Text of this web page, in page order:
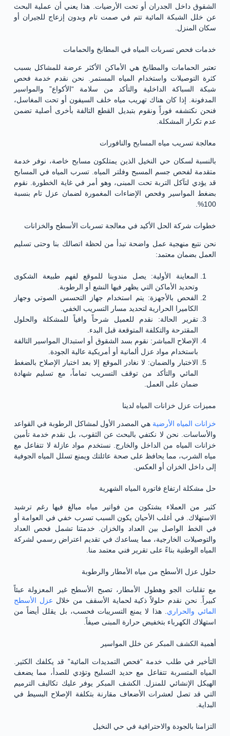
الشقوق داخل الجدران أو تحت الأرضيات. هذا يعني أن عملية البحث
عن خلل الشبكة المائية تتم في صمت تام وبدون إزعاج للجيران أو
سكان المنزل.
خدمات فحص تسربات المياه في المطابخ والحمامات
تعتبر الحمامات والمطابخ هي الأماكن الأكثر عرضة للمشاكل بسبب
كثرة التوصيلات واستخدام المياه المستمر. نحن نقدم خدمة فحص
شبكة السباكة الداخلية والتأكد من سلامة “الأكواع” والمواسير
المدفونة. إذا كان هناك تهريب مياه خلف السيفون أو تحت المغاسل،
فنحن نكتشفه فوراً ونقوم بتبديل القطع التالفة بأخرى أصلية تضمن
عدم تكرار المشكلة.
معالجة تسريب مياه المسابح والنافورات
بالنسبة لسكان حي النخيل الذين يمتلكون مسابح خاصة، نوفر خدمة
متقدمة لفحص جسم المسبح وفلتر المياه. تسرب المياه في المسابح
قد يؤدي لتآكل التربة تحت المبنى، وهو أمر في غاية الخطورة. نقوم
بضغط المواسير وفحص الإضاءات المغمورة لضمان عزل تام بنسبة
100%.
خطوات شركة الحل الأكيد في معالجة تسربات الأسطح والخزانات
نحن نتبع منهجية عمل واضحة تبدأ من لحظة اتصالك بنا وحتى تسليم
العمل بضمان معتمد:
المعاينة الأولية: يصل مندوبنا للموقع لفهم طبيعة الشكوى
وتحديد الأماكن التي يظهر فيها النشع أو الرطوبة.
الفحص بالأجهزة: يتم استخدام جهاز التحسس الصوتي وجهاز
الكاميرا الحرارية لتحديد مسار التسريب الخفي.
تقرير الحالة: نقدم للعميل شرحاً وافياً للمشكلة والحلول
المقترحة والتكلفة المتوقعة قبل البدء.
الإصلاح المباشر: نقوم بسد الشقوق أو استبدال المواسير التالفة
باستخدام مواد عزل ألمانية أو أمريكية عالية الجودة.
الاختبار والضمان: لا نغادر الموقع إلا بعد اختبار الإصلاح بالضغط
المائي والتأكد من توقف التسريب تماماً، مع تسليم شهادة
ضمان على العمل.
مميزات عزل خزانات المياه لدينا
خزانات المياه الأرضية هي المصدر الأول لمشاكل الرطوبة في القواعد
والأساسات. نحن لا نكتفي بالبحث عن الثقوب، بل نقدم خدمة تأمين
خزانات المياه من الداخل والخارج. نستخدم مواد عازلة لا تتفاعل مع
مياه الشرب، مما يحافظ على صحة عائلتك ويمنع تسلل المياه الجوفية
إلى داخل الخزان أو العكس.
حل مشكلة ارتفاع فاتورة المياه الشهرية
كثير من العملاء يشتكون من فواتير مياه مبالغ فيها رغم ترشيد
الاستهلاك. في أغلب الأحيان يكون السبب تسرب خفي في العوامة أو
في الخط الواصل بين العداد والخزان. خدمتنا تشمل فحص العداد
والتوصيلات الخارجية، مما يساعدك في تقديم اعتراض رسمي لشركة
المياه الوطنية بناءً على تقرير فني معتمد منا.
حلول عزل الأسطح من مياه الأمطار والرطوبة
مع تقلبات الجو وهطول الأمطار، تصبح الأسطح غير المعزولة عبئاً
كبيراً. نحن نقدم حلولاً ذكية لحماية الأسقف من خلال عزل الأسطح
المائي والحراري . هذا لا يمنع التسريبات فحسب، بل يقلل أيضاً من
استهلاك الكهرباء بتخفيض حرارة المبنى صيفاً.
أهمية الكشف المبكر عن خلل المواسير
التأخير في طلب خدمة “فحص التمديدات المائية” قد يكلفك الكثير.
المياه المتسربة تتفاعل مع حديد التسليح وتؤدي للصدأ، مما يضعف
الهيكل الإنشائي للمنزل. الكشف المبكر يوفر عليك تكاليف الترميم
التي قد تصل لعشرات الأضعاف مقارنة بتكلفة الإصلاح البسيط في
البداية.
التزامنا بالجودة والاحترافية في حي النخيل